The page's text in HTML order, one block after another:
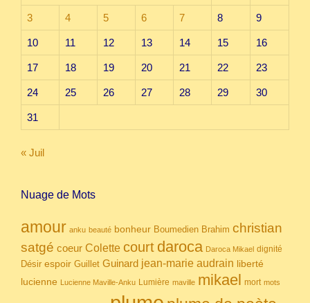
3 4 5 6 7 8 9
10 11 12 13 14 15 16
17 18 19 20 21 22 23
24 25 26 27 28 29 30
31
« Juil
Nuage de Mots
amour anku beauté bonheur Boumedien Brahim christian
satgé coeur Colette court daroca Daroca Mikael dignité
Désir espoir Guillet Guinard jean-marie audrain liberté
lucienne Lucienne Maville-Anku Lumière maville mikael mort mots